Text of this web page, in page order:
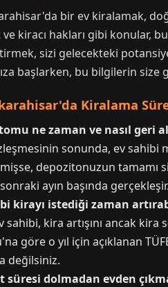
bir ev kiralamak,
kiracı hakları gibi konular,
sizi gelecekteki
başlarken, bu bilgilerin size
Kiralama
ne zaman ve nasıl geri
sonunda, ev sahibi
depozitonuzun tamamı
ayın başında
kirayı istediği zaman
sahibi, kira artışını ancak
göre o yıl için açıklanan
değilsiniz.
süresi dolmadan evden